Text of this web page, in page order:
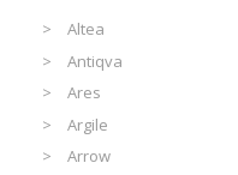
Altea
Antiqva
Ares
Argile
Arrow